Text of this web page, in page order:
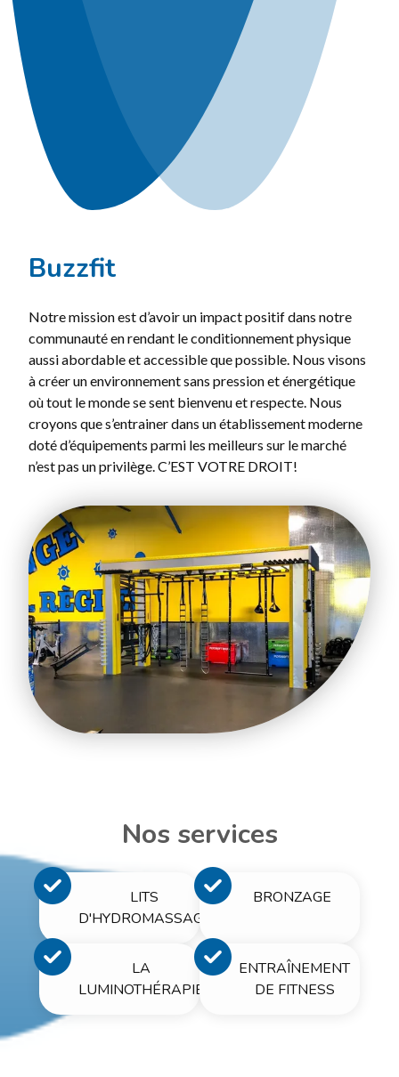
Buzzfit
Notre mission est d’avoir un impact positif dans notre
communauté en rendant le conditionnement physique
aussi abordable et accessible que possible. Nous visons
à créer un environnement sans pression et énergétique
où tout le monde se sent bienvenu et respecte. Nous
croyons que s’entrainer dans un établissement moderne
doté d’équipements parmi les meilleurs sur le marché
n’est pas un privilège. C’EST VOTRE DROIT!
Nos services
LITS
D'HYDROMASSAGE
BRONZAGE
LA
LUMINOTHÉRAPIE
ENTRAÎNEMENT
DE FITNESS